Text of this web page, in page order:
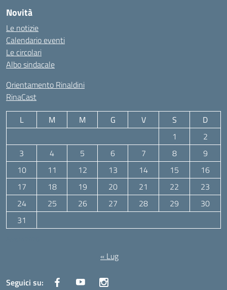
Novità
Le notizie
Calendario eventi
Le circolari
Albo sindacale
Orientamento Rinaldini
RinaCast
L M M G V S
D
1
2
3
4 5 6 7 8
9
10
11 12 13 14 15
16
17
18 19 20 21 22
23
24
25 26 27 28 29
30
31
« Lug
Seguici su: